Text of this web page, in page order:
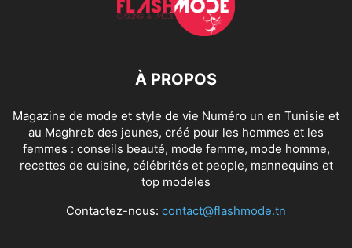
À PROPOS
Magazine de mode et style de vie Numéro un en Tunisie et
au Maghreb des jeunes, créé pour les hommes et les
femmes : conseils beauté, mode femme, mode homme,
recettes de cuisine, célébrités et people, mannequins et
top modeles
Contactez-nous: contact@flashmode.tn